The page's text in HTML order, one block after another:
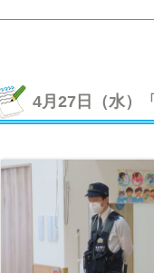
4月27日（水）